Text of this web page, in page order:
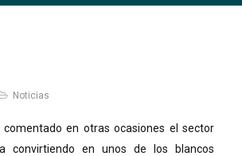
Noticias
en otras ocasiones el sector
convirtiendo en unos de los blancos